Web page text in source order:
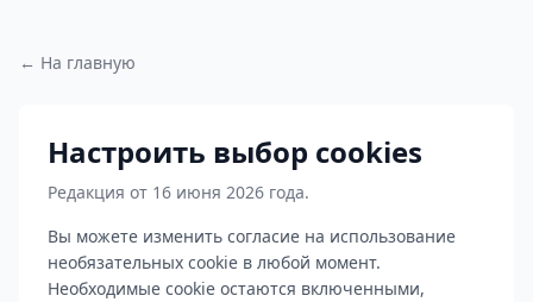
← На главную
Настроить выбор cookies
Редакция от 16 июня 2026 года.
Вы можете изменить согласие на использование
необязательных cookie в любой момент.
Необходимые cookie остаются включенными,